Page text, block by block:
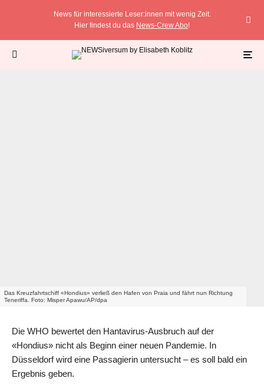
News für interessierte Leser:innen mit wenig Zeit.
Hier findest du das News-Crew Abo!
Das Kreuzfahrtschiff «Hondius» verließ den Hafen von Praia und fährt nun Richtung
Teneriffa. Foto: Misper Apawu/AP/dpa
Die WHO bewertet den Hantavirus-Ausbruch auf der
«Hondius» nicht als Beginn einer neuen Pandemie. In
Düsseldorf wird eine Passagierin untersucht – es soll bald ein
Ergebnis geben.